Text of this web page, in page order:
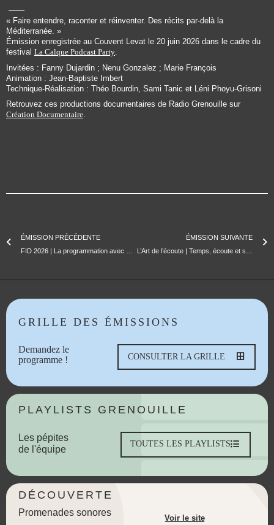
——
« Faire entendre, raconter et réinventer. Des récits par-delà la
Méditerranée. »
Émission enregistrée au Couvent Levat le 20 juin 2026 dans le cadre du
festival La Calque Podcast Party
Invitées : Fanny Dujardin ; Nenu Gonzalez ; Marie François
Animation : Jean-Baptiste Imbert
Technique-Réalisation : Théo Bourdin, Sami Tanic et Léni Phoyu-Grisoni
Retrouvez ces productions documentaires de Radio Grenouille sur
Création Documentaire.
ÉMISSION PRÉCÉDENTE
ÉMISSION SUIVANTE
GRILLE DES ÉMISSIONS
Demandez le
programme !
CONSULTER LA GRILLE
PLAYLISTS GRENOUILLE
Les pépites
de l'équipe
TOUTES LES PLAYLISTS
DÉCOUVERTE
Promenades sonores
Voir le site